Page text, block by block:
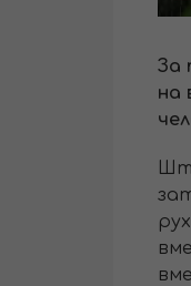
За
на